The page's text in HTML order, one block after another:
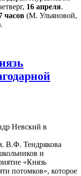
16 апреля.
часов (М. Ульяновой,
В.Ф. Тендрякова
и
«Князь
потомков», которое